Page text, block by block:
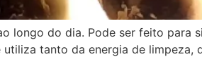
longo do dia. Pode ser feito para
tanto da energia de